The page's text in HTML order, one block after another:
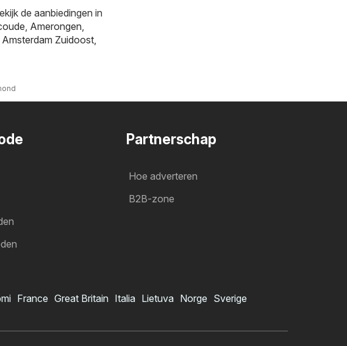
de aanbiedingen in
Amerongen
Amsterdam Zuidoost
Partnerschap
Hoe adverteren
B2B-zone
France Great Britain Italia Lietuva Norge Sverige